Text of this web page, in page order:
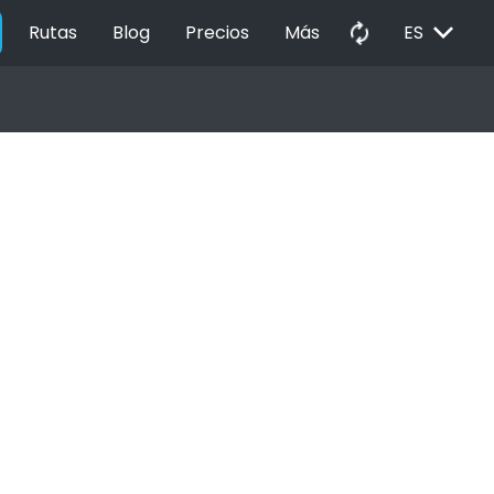
Rutas Blog Precios Más autorenew ES EXPAND_MORE